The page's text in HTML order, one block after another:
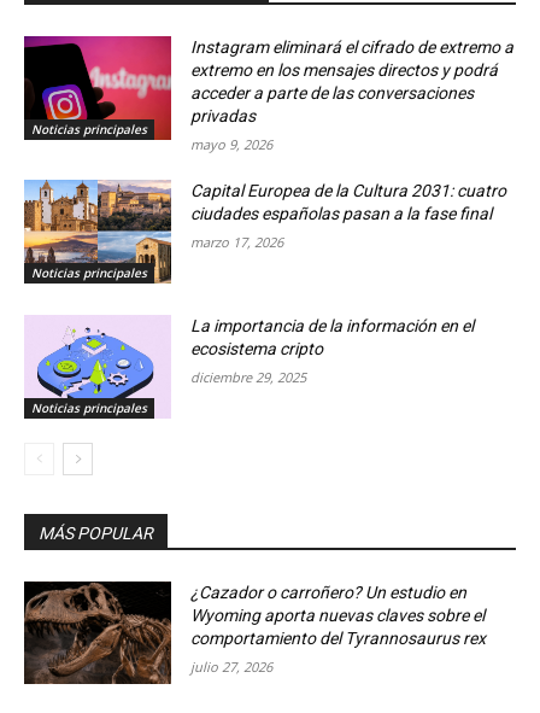
Noticias principales
Instagram eliminará el cifrado de extremo a
extremo en los mensajes directos y podrá
acceder a parte de las conversaciones
privadas
mayo 9, 2026
Noticias principales
Capital Europea de la Cultura 2031: cuatro
ciudades españolas pasan a la fase final
marzo 17, 2026
Noticias principales
La importancia de la información en el
ecosistema cripto
diciembre 29, 2025
MÁS POPULAR
¿Cazador o carroñero? Un estudio en
Wyoming aporta nuevas claves sobre el
comportamiento del Tyrannosaurus rex
julio 27, 2026